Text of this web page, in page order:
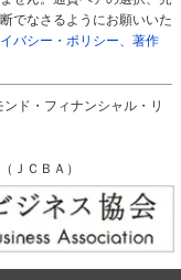
でなさるようにお願いいた
イバシー・ポリシー、著作
ド・フィナンシャル・リ
ＪＣＢＡ）